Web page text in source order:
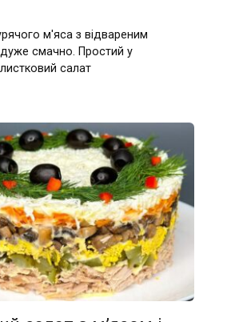
м'яса з відвареним
смачно. Простий у
салат